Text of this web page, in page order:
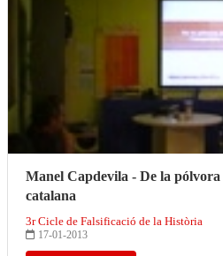
Manel Capdevila - De la pólvora
catalana
3r Cicle de Falsificació de la Història
17-01-2013